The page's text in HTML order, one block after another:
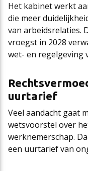
Het kabinet werkt
die meer
van arbeidsrelaties.
vroegst in 2028
wet- en regelgeving
uurtarief
Veel aandacht gaat
wetsvoorstel over
werknemerschap.
een uurtarief van